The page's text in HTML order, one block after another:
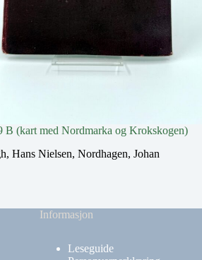
B (kart med Nordmarka og Krokskogen)
Hans Nielsen,Nordhagen, Johan
Informasjon
Leseguide